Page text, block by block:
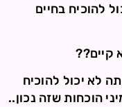
להוכיח בחיים
קיים??
לא יכול להוכיח
הוכחות שזה נכון..